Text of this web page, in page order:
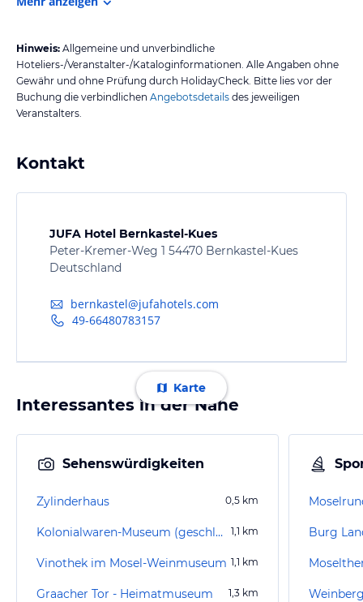
Hinweis: Allgemeine und unverbindliche
Hoteliers-/Veranstalter-/Kataloginformationen. Alle Angaben ohne
Gewähr und ohne Prüfung durch HolidayCheck. Bitte lies vor der
Buchung die verbindlichen Angebotsdetails des jeweiligen
Veranstalters.
Kontakt
JUFA Hotel Bernkastel-Kues
Peter-Kremer-Weg 1 54470 Bernkastel-Kues
Deutschland
bernkastel@jufahotels.com
49-66480783157
Karte
Interessantes in der Nähe
Sehenswürdigkeiten
Zylinderhaus 0,5 km
Kolonialwaren-Museum (geschlossen) 1,1 km
Vinothek im Mosel-Weinmuseum 1,1 km
Graacher Tor - Heimatmuseum 1,3 km
Burg